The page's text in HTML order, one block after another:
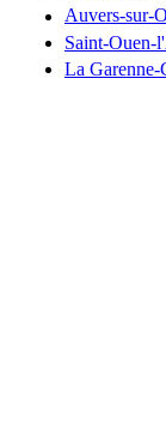
Auvers-sur-
Saint-Ouen-
La Garenne-